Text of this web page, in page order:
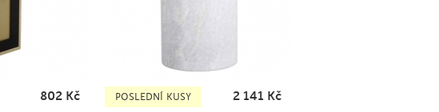
802 Kč POSLEDNÍ KUSY 2 141 Kč